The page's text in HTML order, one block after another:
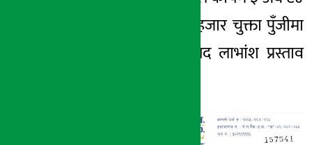
करोड ४८ लाख २२ हजार चुक्ता पुँजीमा
उक्त बोनस तथा नगद लाभांश प्रस्ताव